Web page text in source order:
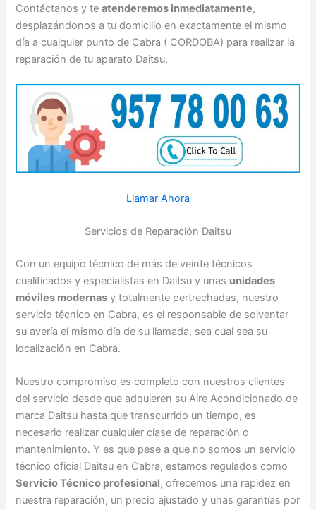
Contáctanos y teatenderemos inmediatamente,
desplazándonos a tu domicilio en exactamente el mismo
día a cualquier punto de Cabra ( CORDOBA) para realizar la
reparación de tu aparato Daitsu.
Llamar Ahora
Servicios de Reparación Daitsu
Con un equipo técnico de más de veinte técnicos
cualificados y especialistas en Daitsu y unas unidades
móviles modernas y totalmente pertrechadas, nuestro
servicio técnico en Cabra, es el responsable de solventar
su avería el mismo día de su llamada, sea cual sea su
localización en Cabra.
Nuestro compromiso es completo con nuestros clientes
del servicio desde que adquieren su Aire Acondicionado de
marca Daitsu hasta que transcurrido un tiempo, es
necesario realizar cualquier clase de reparación o
mantenimiento. Y es que pese a que no somos un servicio
técnico oficial Daitsu en Cabra, estamos regulados como
Servicio Técnico profesional, ofrecemos una rapidez en
nuestra reparación, un precio ajustado y unas garantías por